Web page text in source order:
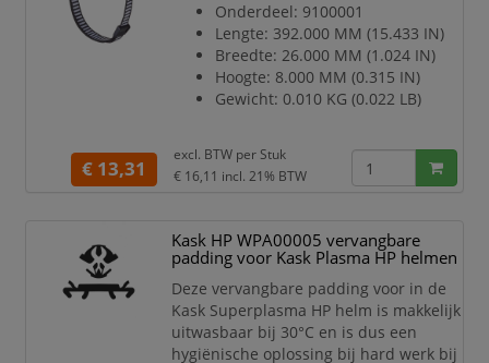
Onderdeel: 9100001
Lengte: 392.000 MM (15.433 IN)
Breedte: 26.000 MM (1.024 IN)
Hoogte: 8.000 MM (0.315 IN)
Gewicht: 0.010 KG (0.022 LB)
€ 13,31
excl. BTW per Stuk
€ 16,11 incl. 21% BTW
Kask HP WPA00005 vervangbare
padding voor Kask Plasma HP helmen
Deze vervangbare padding voor in de
Kask Superplasma HP helm is makkelijk
uitwasbaar bij 30°C en is dus een
hygiënische oplossing bij hard werk bij